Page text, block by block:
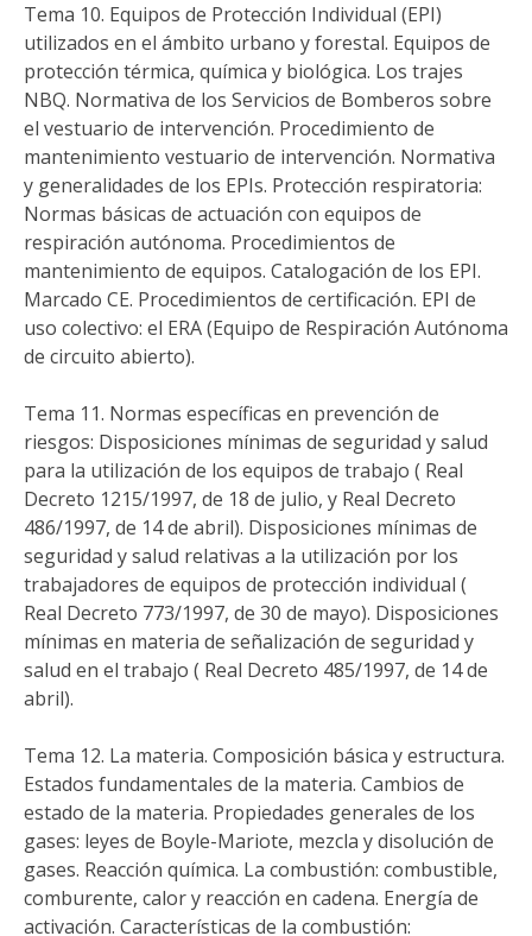
Tema 10. Equipos de Protección Individual (EPI)
utilizados en el ámbito urbano y forestal. Equipos de
protección térmica, química y biológica. Los trajes
NBQ. Normativa de los Servicios de Bomberos sobre
el vestuario de intervención. Procedimiento de
mantenimiento vestuario de intervención. Normativa
y generalidades de los EPIs. Protección respiratoria:
Normas básicas de actuación con equipos de
respiración autónoma. Procedimientos de
mantenimiento de equipos. Catalogación de los EPI.
Marcado CE. Procedimientos de certificación. EPI de
uso colectivo: el ERA (Equipo de Respiración Autónoma
de circuito abierto).
Tema 11. Normas específicas en prevención de
riesgos: Disposiciones mínimas de seguridad y salud
para la utilización de los equipos de trabajo ( Real
Decreto 1215/1997, de 18 de julio, y Real Decreto
486/1997, de 14 de abril). Disposiciones mínimas de
seguridad y salud relativas a la utilización por los
trabajadores de equipos de protección individual (
Real Decreto 773/1997, de 30 de mayo). Disposiciones
mínimas en materia de señalización de seguridad y
salud en el trabajo ( Real Decreto 485/1997, de 14 de
abril).
Tema 12. La materia. Composición básica y estructura.
Estados fundamentales de la materia. Cambios de
estado de la materia. Propiedades generales de los
gases: leyes de Boyle-Mariote, mezcla y disolución de
gases. Reacción química. La combustión: combustible,
comburente, calor y reacción en cadena. Energía de
activación. Características de la combustión: